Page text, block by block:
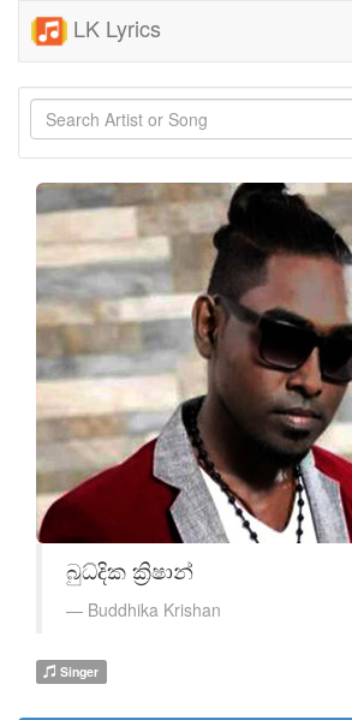
LK Lyrics
බුධ්දික ක්‍රිෂාන්
Buddhika Krishan
Singer